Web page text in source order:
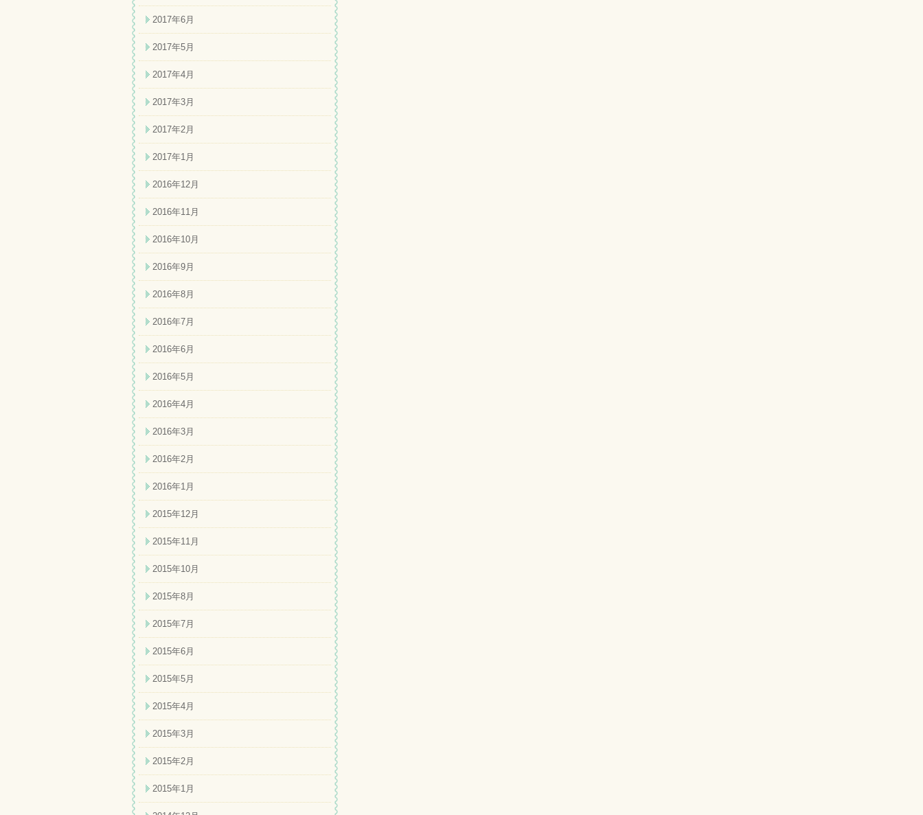
2017年6月
2017年5月
2017年4月
2017年3月
2017年2月
2017年1月
2016年12月
2016年11月
2016年10月
2016年9月
2016年8月
2016年7月
2016年6月
2016年5月
2016年4月
2016年3月
2016年2月
2016年1月
2015年12月
2015年11月
2015年10月
2015年8月
2015年7月
2015年6月
2015年5月
2015年4月
2015年3月
2015年2月
2015年1月